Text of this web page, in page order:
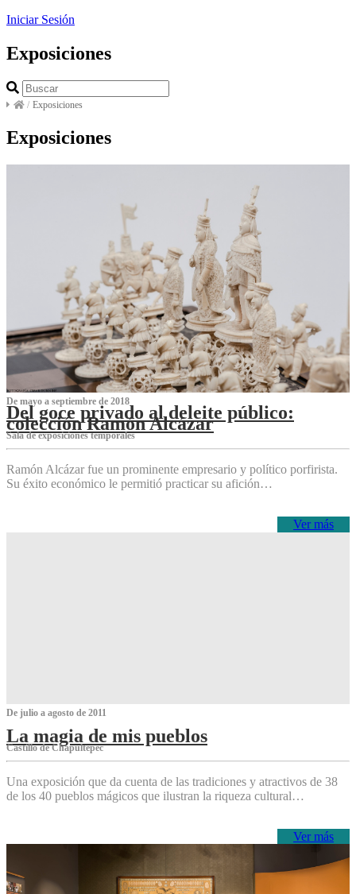
Iniciar Sesión
Exposiciones
/ Exposiciones
Exposiciones
De mayo a septiembre de 2018
Del goce privado al deleite público:
colección Ramón Alcázar
Sala de exposiciones temporales
Ramón Alcázar fue un prominente empresario y político porfirista.
Su éxito económico le permitió practicar su afición…
Ver más
De julio a agosto de 2011
La magia de mis pueblos
Castillo de Chapultepec
Una exposición que da cuenta de las tradiciones y atractivos de 38
de los 40 pueblos mágicos que ilustran la riqueza cultural…
Ver más